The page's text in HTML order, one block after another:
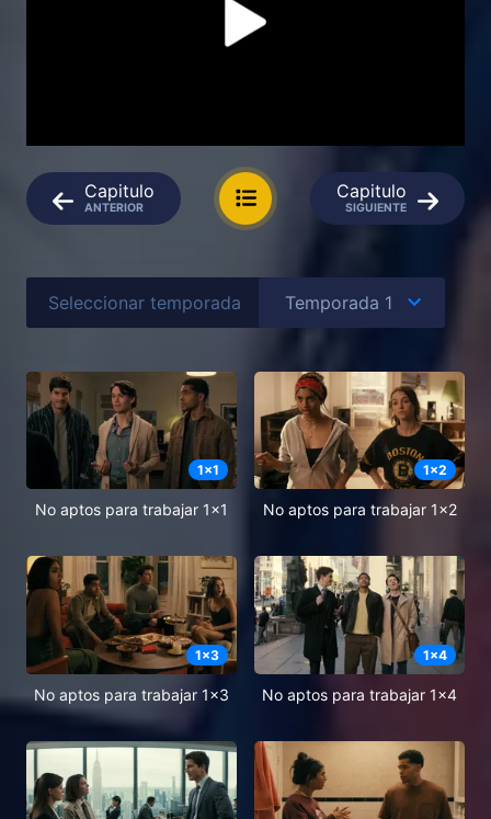
Capitulo
ANTERIOR
Capitulo
SIGUIENTE
Seleccionar temporada
1x1
No aptos para trabajar 1x1
1x2
No aptos para trabajar 1x2
1x3
No aptos para trabajar 1x3
1x4
No aptos para trabajar 1x4